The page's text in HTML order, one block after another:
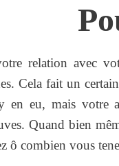
relation avec
Cela fait un
en eu, mais votre
Quand bien
ô combien vous